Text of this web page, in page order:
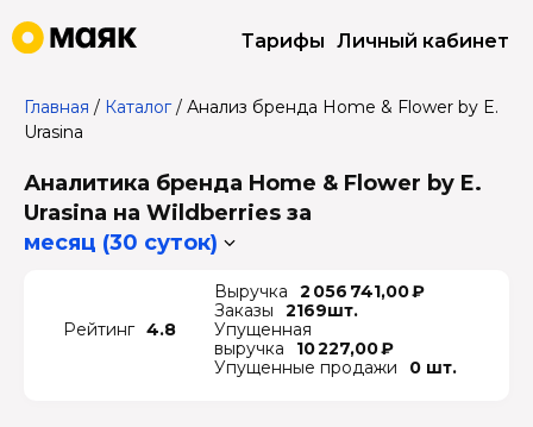
Тарифы Личный кабинет
Главная / Каталог/ Анализ бренда Home & Flower by E.
Urasina
Аналитика бренда Home & Flower by E.
Urasina на Wildberries за
месяц (30 суток)
Рейтинг 4.8
Выручка
2 056 741,00 ₽
Заказы
2169шт.
Упущенная
выручка
10 227,00 ₽
Упущенные продажи
0 шт.